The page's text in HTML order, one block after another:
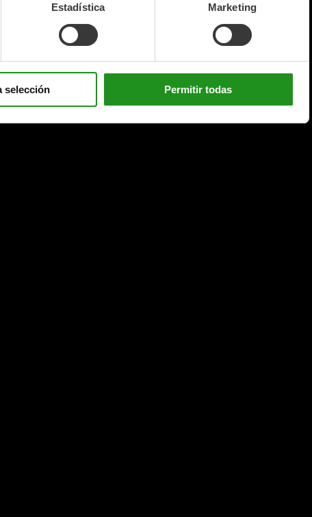
Estadística Marketing
selección Permitir todas